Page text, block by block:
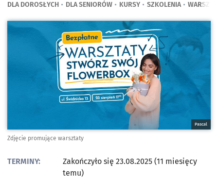
DLA DOROSŁYCH DLA SENIORÓW KURSY SZKOLENIA
Kliknij, aby powiększyć
Pascal
Zdjęcie promujące warsztaty
TERMINY:
Zakończyło się 23.08.2025 (11 miesięcy
temu)